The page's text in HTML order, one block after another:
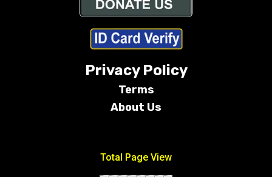
Privacy Policy
Terms
About Us
Total Page View